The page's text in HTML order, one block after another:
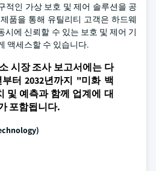
적인 가상 보호 및 제어 솔루션을 공
품을 통해 유틸리티 고객은 하드웨
시에 신뢰할 수 있는 보호 및 제어 기
액세스할 수 있습니다.
시장 조사 보고서에는 다
터 2032년까지 "미화 백
및 예측과 함께 업계에 대
포함됩니다.